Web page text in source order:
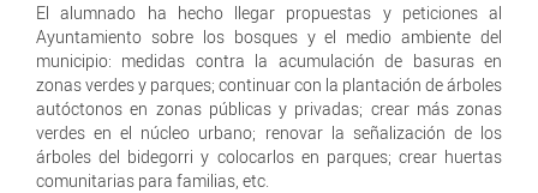
El alumnado ha hecho llegar propuestas y peticiones al
Ayuntamiento sobre los bosques y el medio ambiente del
municipio: medidas contra la acumulación de basuras en
zonas verdes y parques; continuar con la plantación de árboles
autóctonos en zonas públicas y privadas; crear más zonas
verdes en el núcleo urbano; renovar la señalización de los
árboles del bidegorri y colocarlos en parques; crear huertas
comunitarias para familias, etc.